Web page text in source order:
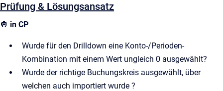
Prüfung & Lösungsansatz
🔘 in CP
Wurde für den Drilldown eine Konto-/Perioden-
Kombination mit einem Wert ungleich 0 ausgewählt?
Wurde der richtige Buchungskreis ausgewählt, über
welchen auch importiert wurde ?